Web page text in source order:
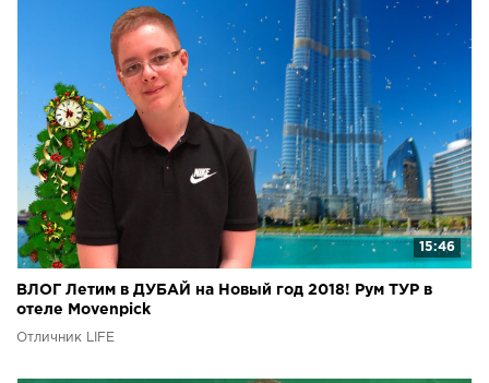
15:46
ВЛОГ Летим в ДУБАЙ на Новый год 2018! Рум ТУР в
отеле Movenpick
Отличник LIFE